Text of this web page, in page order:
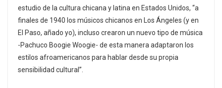
estudio de la cultura chicana y latina en Estados Unidos, “a
finales de 1940 los músicos chicanos en Los Ángeles (y en
El Paso, añado yo), incluso crearon un nuevo tipo de música
-Pachuco Boogie Woogie- de esta manera adaptaron los
estilos afroamericanos para hablar desde su propia
sensibilidad cultural”.